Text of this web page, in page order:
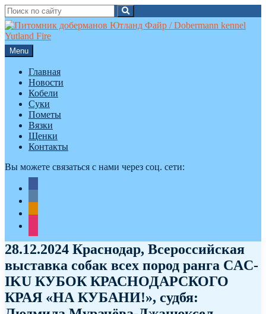
Search
for:
Search
Skip
to
content
Menu
Главная
Новости
Кобели
Суки
Пометы
Вязки
Щенки
Контакты
Вы можете связаться с нами через соц. сети:
28.12.2024 Краснодар, Всероссийская
выставка собак всех пород ранга CAC-
IKU КУБОК КРАСНОДАРСКОГО
КРАЯ «НА КУБАНИ!», судбя: